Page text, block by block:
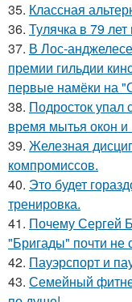
35. Классная
36. Тулячка в 79
37. В Лос-
премии гильдии
первые намёки на
38. Подросток упал
время мытья окон
39. Железная
компромиссов.
40. Это будет
тренировка.
41. Почему Сергей
"Бригады" почти не
42. Пауэрспорт и
43. Семейный